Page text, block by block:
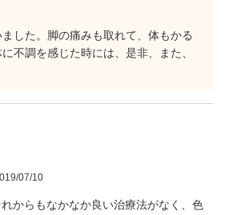
した。脚の痛みも取れて、体もかる
不調を感じた時には、是非、また、
07/10
からもなかなか良い治療法がなく、色